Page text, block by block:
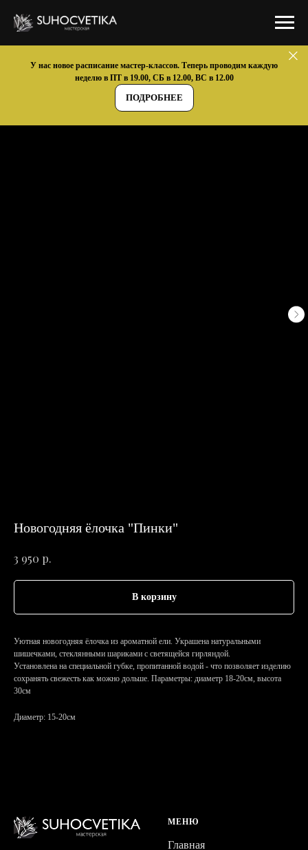
У нас новое расписание мастер-классов. Теперь проводим каждую
неделю в ПТ в 19.00, СБ в 12.00, ВС в 12.00
ПОДРОБНЕЕ
Новогодняя ёлочка "Пинки"
3 950 р.
В корзину
Уютная новогодняя ёлочка из ароматной ели. Украшена натуральными
шишечками, стеклянными шариками с светящейся гирляндой.
Установлена на специальной губке, пропитанной водой - что позволяет изделию
сохранять свежесть как можно дольше. Параметры: диаметр 18-20см, высота
30см
Диаметр: 15-20см
МЕНЮ
Главная